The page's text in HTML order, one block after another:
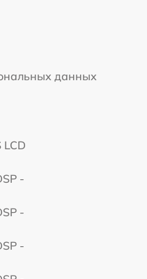
данных
LCD
-
-
-